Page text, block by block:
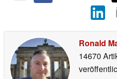
Ronald
14670